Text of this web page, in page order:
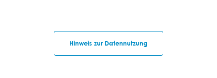
Hinweis zur Datennutzung